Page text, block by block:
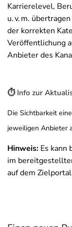
Karrierelevel,
u. v. m.
der korrekten
Veröffentlichung
Anbieter des
⏱️ Info zur
Die Sichtbarkeit
jeweiligen Anbieter
Hinweis: Es kann
im
auf dem